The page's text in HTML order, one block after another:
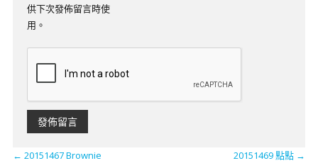
供下次發佈留言時使
用。
← 20151467 Brownie 20151469 點點 →